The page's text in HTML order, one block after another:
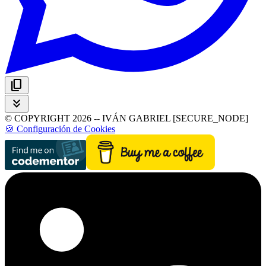
content_copy
keyboard_double_arrow_down
© COPYRIGHT 2026 -- IVÁN GABRIEL [SECURE_NODE]
🍪 Configuración de Cookies